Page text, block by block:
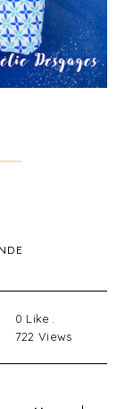
0 Like
722 Views